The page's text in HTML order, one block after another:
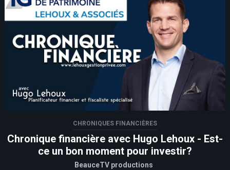
CHRONIQUES FINANCIÈRES
Chronique financière avec Hugo Lehoux - Est-
ce un bon moment pour investir?
BeauceTV productions